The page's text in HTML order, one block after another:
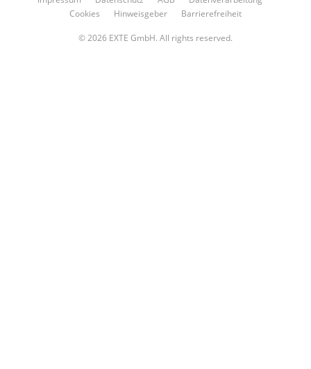
Cookies
Hinweisgeber Barrierefreiheit
© 2026 EXTE GmbH. All rights reserved.